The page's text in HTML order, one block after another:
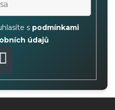
s podmínkami
údajů
PŘIHLÁSIT
SE